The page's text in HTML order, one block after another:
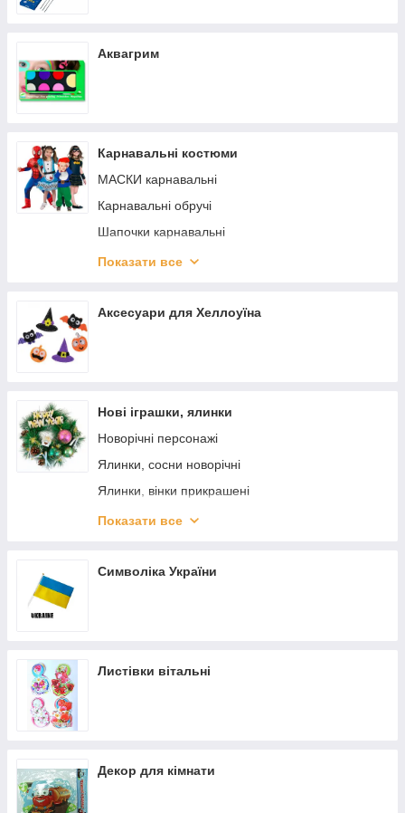
Аквагрим
Карнавальні костюми
МАСКИ карнавальні
Карнавальні обручі
Шапочки карнавальні
Парики
Костюми для хлопчика
Показати все
Аксесуари для Хеллоуїна
Нові іграшки, ялинки
Новорічні персонажі
Ялинки, сосни новорічні
Ялинки, вінки прикрашені
Новорічна мішура
Електричні гірлянди
Верхівки ялинкові
Новорічна упаковка
Показати все
Символіка України
Листівки вітальні
Декор для кімнати